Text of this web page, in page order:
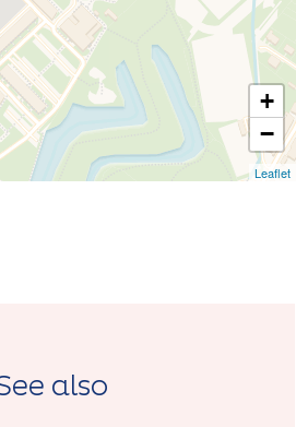
+
−
Leaflet
also